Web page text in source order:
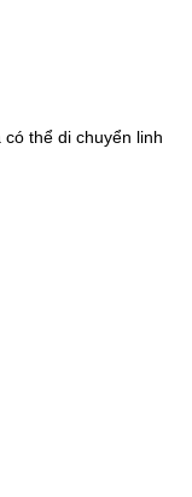
thể di chuyển linh